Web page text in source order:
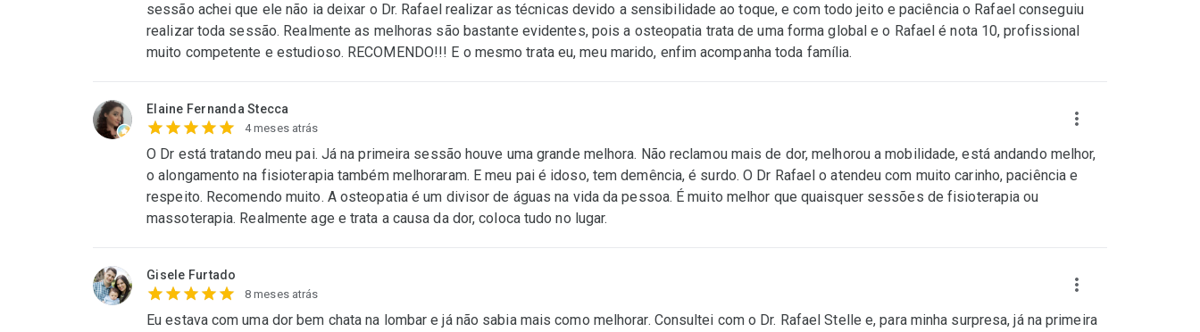
sessão achei que ele não ia deixar o Dr. Rafael realizar as técnicas devido a sensibilidade ao toque, e com todo jeito e paciência o Rafael conseguiu
realizar toda sessão. Realmente as melhoras são bastante evidentes, pois a osteopatia trata de uma forma global e o Rafael é nota 10, profissional
muito competente e estudioso. RECOMENDO!!! E o mesmo trata eu, meu marido, enfim acompanha toda família.
Elaine Fernanda Stecca
4 meses atrás
O Dr está tratando meu pai. Já na primeira sessão houve uma grande melhora. Não reclamou mais de dor, melhorou a mobilidade, está andando melhor,
o alongamento na fisioterapia também melhoraram. E meu pai é idoso, tem demência, é surdo. O Dr Rafael o atendeu com muito carinho, paciência e
respeito. Recomendo muito. A osteopatia é um divisor de águas na vida da pessoa. É muito melhor que quaisquer sessões de fisioterapia ou
massoterapia. Realmente age e trata a causa da dor, coloca tudo no lugar.
Gisele Furtado
8 meses atrás
Eu estava com uma dor bem chata na lombar e já não sabia mais como melhorar. Consultei com o Dr. Rafael Stelle e, para minha surpresa, já na primeira